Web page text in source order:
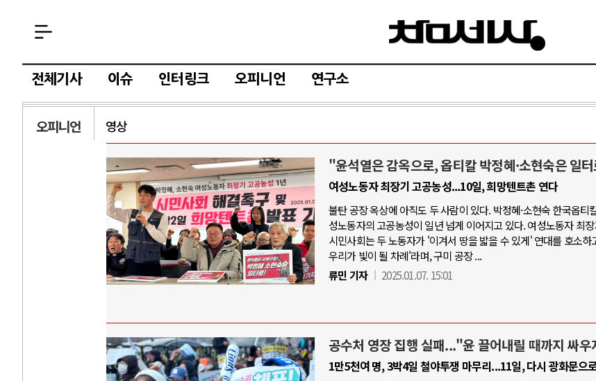
전체기사 이슈 인터링크 오피니언 연구소
오피니언 영상
"윤석열은 감옥으로, 옵티칼 박정혜·소현숙은 일
여성노동자 최장기 고공농성...10일, 희망텐트촌 연다
불탄 공장 옥상에 아직도 두 사람이 있다. 박정혜·소현숙 한국옵티
성노동자의 고공농성이 일년 넘게 이어지고 있다. 여성노동자 최
시민사회는 두 노동자가 '이겨서 땅을 밟을 수 있게' 연대를 호소하
우리가 빛이 될 차례'라며, 구미 공장 ...
류민 기자
2025.01.07. 15:01
공수처 영장 집행 실패..."윤 끌어내릴 때까지 싸
1만5천여 명, 3박4일 철야투쟁 마무리...11일, 다시 광화문으
AI와 인간
중국 AI, 저가 공세로 글로벌 토큰 시..
AI 국부펀드 구상 놓고 미국 진보진영 ..
AI 데이터센터 반대 투쟁은 새로운 글로..
AI의 숨은 환경 비용: 데이터센터 확산..
러시아-우크라이
전쟁의 추상화: 우크라이나,
EU·우크라이나 드론 협력 직
나토, 우크라 군사지원 2027년
러·우크라, 대규모 공습 주